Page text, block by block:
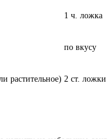
1 ч. ложка
по вкусу
растительное) 2 ст. ложки